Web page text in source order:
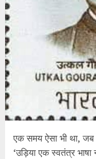
एक समय ऐसा भी था, जब
‘उड़िया एक स्वतंत्र